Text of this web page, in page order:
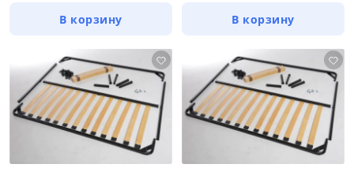
В корзину В корзину